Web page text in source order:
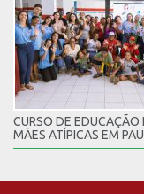
CURSO DE EDUCAÇÃO
MÃES ATÍPICAS EM